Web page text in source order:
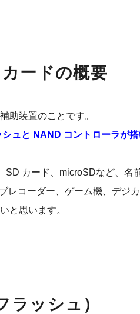
ードの概要
助装置のことです。
シュと NAND コントローラが
SD カード、microSDなど、名
レコーダー、ゲーム機、デジ
と思います。
ラッシュ）